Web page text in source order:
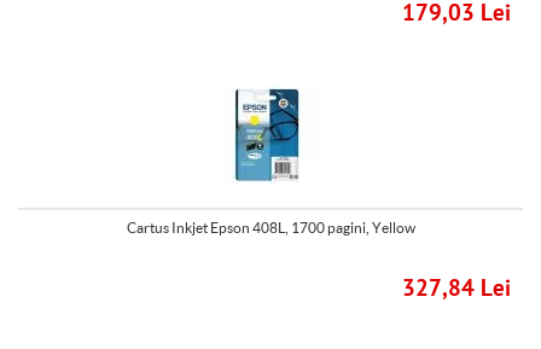
179,03 Lei
Cartus Inkjet Epson 408L, 1700 pagini, Yellow
327,84 Lei